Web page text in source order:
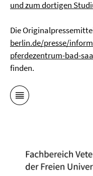
und zum dortigen
Die
berlin.de/presse/
pferdezentrum-bad-
finden.